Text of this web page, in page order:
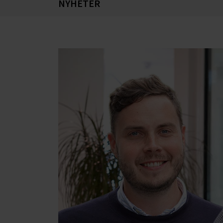
NYHETER